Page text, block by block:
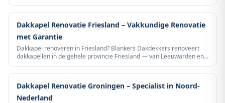
loodwerk, kitnaden en betimmering. Gratis inspectie, transparante
Dakkapel Renovatie Friesland – Vakkundige Renovatie
met Garantie
Dakkapel renoveren in Friesland? Blankers Dakdekkers renoveert
dakkapellen in de gehele provincie Friesland — van Leeuwarden en
eisen aan dakkapellen. Wij gebruiken klimaatbestendige materialen
Dakkapel Renovatie Groningen – Specialist in Noord-
Nederland